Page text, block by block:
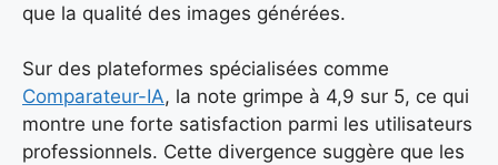
que la qualité des images générées.
Sur des plateformes spécialisées comme
Comparateur-IA, la note grimpe à 4,9 sur 5, ce qui
montre une forte satisfaction parmi les utilisateurs
professionnels. Cette divergence suggère que les